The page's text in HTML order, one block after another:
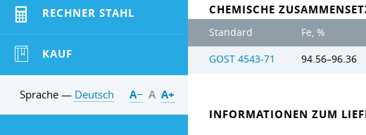
CHEMISCHE
Standard Fe, %
GOST 4543-71 94.56–96.36
INFORMATIONEN ZUM
RECHNER STAHL
KAUF
Sprache — Deutsch А− А А+